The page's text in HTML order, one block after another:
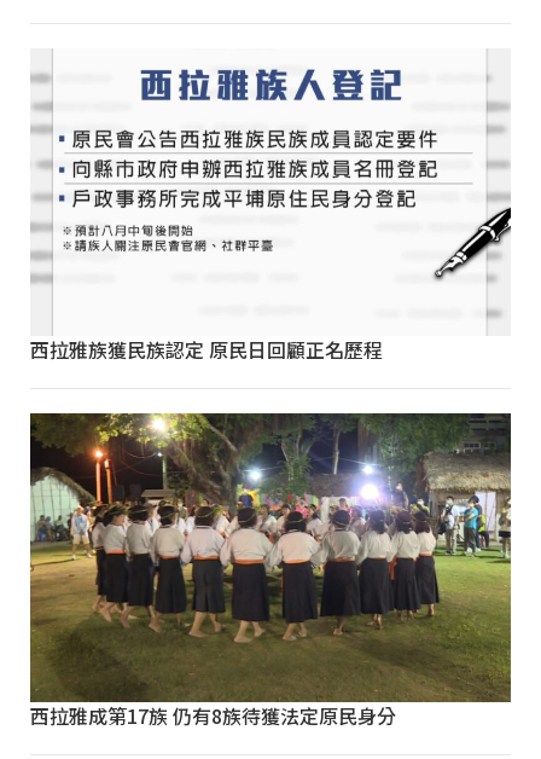
西拉雅族獲民族認定 原民日回顧正名歷程
西拉雅成第17族 仍有8族待獲法定原民身分